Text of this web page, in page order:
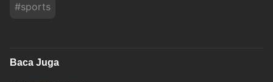
#sports
Baca Juga